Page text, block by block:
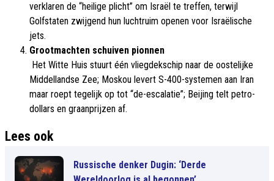
verklaren de “heilige plicht” om Israël te treffen, terwijl
Golfstaten zwijgend hun luchtruim openen voor Israëlische
jets.
Grootmachten schuiven pionnen
Het Witte Huis stuurt één vliegdekschip naar de oostelijke
Middellandse Zee; Moskou levert S-400-systemen aan Iran
maar roept tegelijk op tot “de-escalatie”; Beijing telt petro-
dollars en graanprijzen af.
Lees ook
Russische denker Dugin: ‘Derde